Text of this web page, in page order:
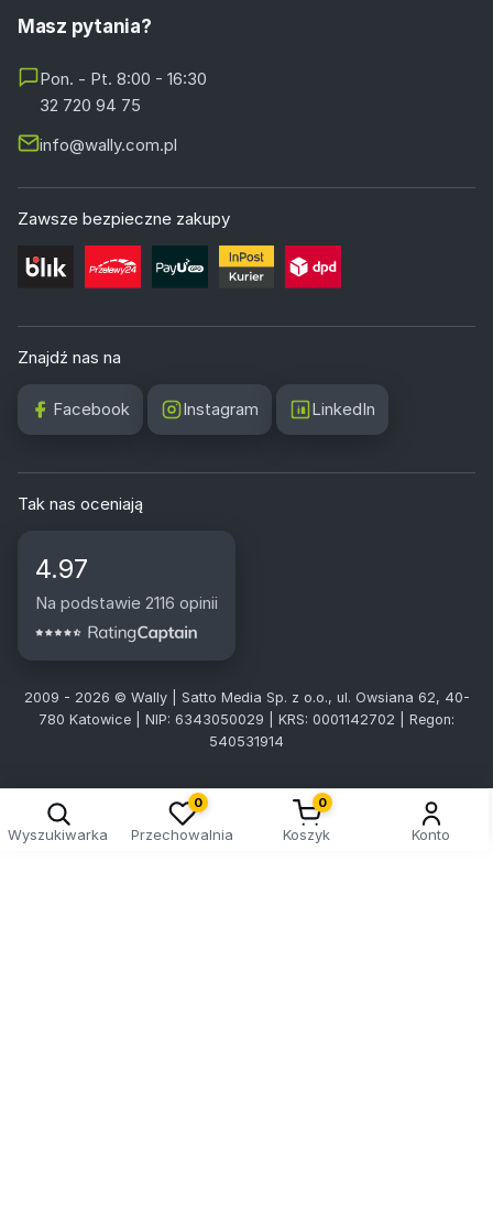
Masz pytania?
Pon. - Pt. 8:00 - 16:30
32 720 94 75
info@wally.com.pl
Zawsze bezpieczne zakupy
Znajdź nas na
Facebook Instagram LinkedIn
Tak nas oceniają
4.97
Na podstawie 2116 opinii
2009 - 2026 © Wally | Satto Media Sp. z o.o., ul. Owsiana 62, 40-
780 Katowice | NIP: 6343050029 | KRS: 0001142702 | Regon:
540531914
Wyszukiwarka
0
Przechowalnia
0
Koszyk Konto